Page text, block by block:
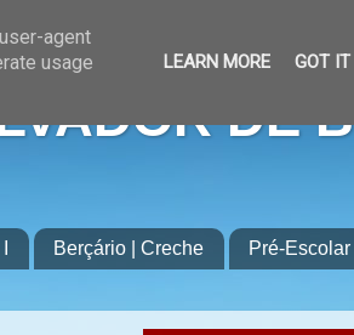
DE
Berçário | Creche
Pré-Escolar
agent
usage
LEARN MORE GOT IT